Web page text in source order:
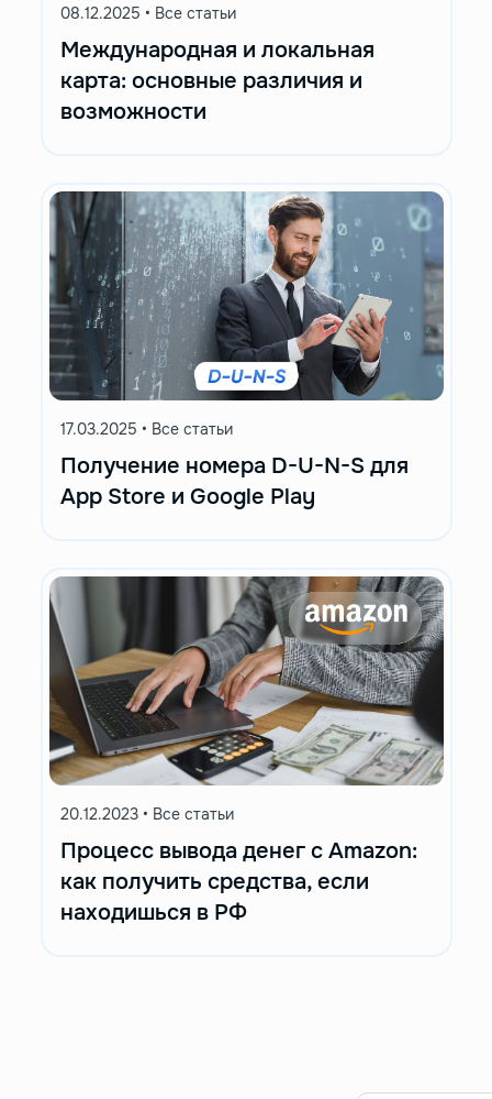
08.12.2025 • Все статьи
Международная и локальная
карта: основные различия и
возможности
17.03.2025 • Все статьи
Получение номера D-U-N-S для
App Store и Google Play
20.12.2023 • Все статьи
Процесс вывода денег с Amazon:
как получить средства, если
находишься в РФ